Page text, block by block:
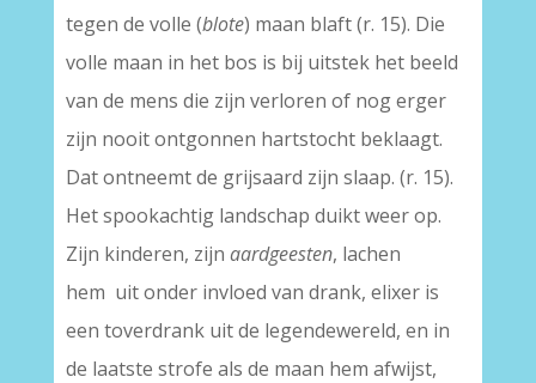
tegen de volle (blote) maan blaft (r. 15). Die
volle maan in het bos is bij uitstek het beeld
van de mens die zijn verloren of nog erger
zijn nooit ontgonnen hartstocht beklaagt.
Dat ontneemt de grijsaard zijn slaap. (r. 15).
Het spookachtig landschap duikt weer op.
Zijn kinderen, zijn aardgeesten, lachen
hem uit onder invloed van drank, elixer is
een toverdrank uit de legendewereld, en in
de laatste strofe als de maan hem afwijst,